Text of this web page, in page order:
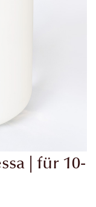
| für 10-